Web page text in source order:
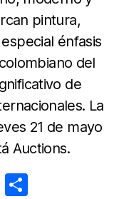
pintura,
énfasis
del
de
La
21 de mayo
Auctions.
Pi